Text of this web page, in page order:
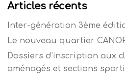
Articles récents
Inter-génération 3ème
Le nouveau quartier
Dossiers d’inscription aux
aménagés et sections